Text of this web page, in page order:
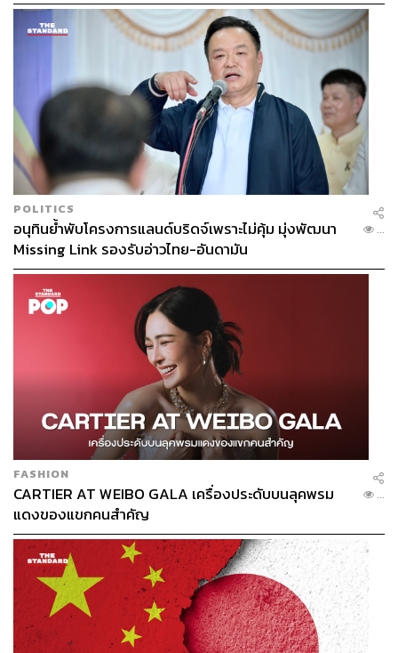
POLITICS
อนุทินย้ำพับโครงการแลนด์บริดจ์เพราะไม่คุ้ม มุ่งพัฒนา
Missing Link รองรับอ่าวไทย-อันดามัน
...
FASHION
CARTIER AT WEIBO GALA เครื่องประดับบนลุคพรม
แดงของแขกคนสำคัญ
...